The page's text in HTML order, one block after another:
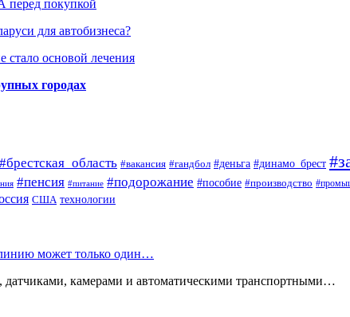
перед покупкой
для автобизнеса?
стало основой лечения
городах
#брестская_область #вакансия #гандбол #деньга #динамо_брест
#пенсия #питание #подорожание #пособие #производство
США технологии
может только один…
камерами и автоматическими транспортными…